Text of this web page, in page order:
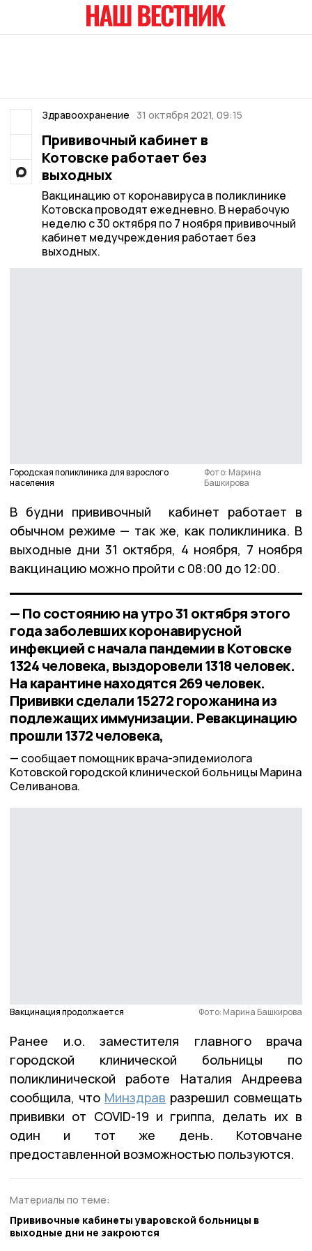
Здравоохранение 31 октября 2021, 09:15
Прививочный кабинет в
Котовске работает без
выходных
Вакцинацию от коронавируса в поликлинике
Котовска проводят ежедневно. В нерабочую
неделю с 30 октября по 7 ноября прививочный
кабинет медучреждения работает без
выходных.
Городская поликлиника для взрослого
населения
Фото: Марина
Башкирова
В будни прививочный кабинет работает в
обычном режиме — так же, как поликлиника. В
выходные дни 31 октября, 4 ноября, 7 ноября
вакцинацию можно пройти с 08:00 до 12:00.
— По состоянию на утро 31 октября этого
года заболевших коронавирусной
инфекцией с начала пандемии в Котовске
1324 человека, выздоровели 1318 человек.
На карантине находятся 269 человек.
Прививки сделали 15272 горожанина из
подлежащих иммунизации. Ревакцинацию
прошли 1372 человека,
сообщает помощник врача-эпидемиолога
Котовской городской клинической больницы Марина
Селиванова.
Вакцинация продолжается Фото: Марина Башкирова
Ранее и.о. заместителя главного врача
городской клинической больницы по
поликлинической работе Наталия Андреева
сообщила, что Минздрав разрешил совмещать
прививки от COVID-19 и гриппа, делать их в
один и тот же день. Котовчане
предоставленной возможностью пользуются.
Материалы по теме:
Прививочные кабинеты уваровской больницы в
выходные дни не закроются